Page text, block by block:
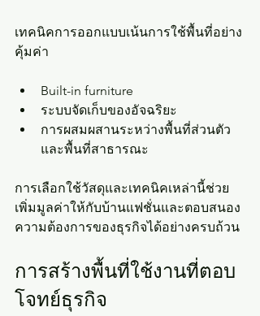
เทคนิคการออกแบบเน้นการใช้พื้นที่อย่าง
คุ้มค่า
Built-in furniture
ระบบจัดเก็บของอัจฉริยะ
การผสมผสานระหว่างพื้นที่ส่วนตัว
และพื้นที่สาธารณะ
การเลือกใช้วัสดุและเทคนิคเหล่านี้ช่วย
เพิ่มมูลค่าให้กับบ้านแฟชั่นและตอบสนอง
ความต้องการของธุรกิจได้อย่างครบถ้วน
การสร้างพื้นที่ใช้งานที่ตอบ
โจทย์ธุรกิจ